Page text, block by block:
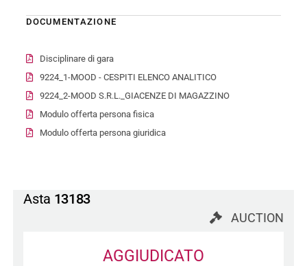
DOCUMENTAZIONE
Disciplinare di gara
9224_1-MOOD - CESPITI ELENCO ANALITICO
9224_2-MOOD S.R.L._GIACENZE DI MAGAZZINO
Modulo offerta persona fisica
Modulo offerta persona giuridica
Asta 13183
AUCTION
AGGIUDICATO